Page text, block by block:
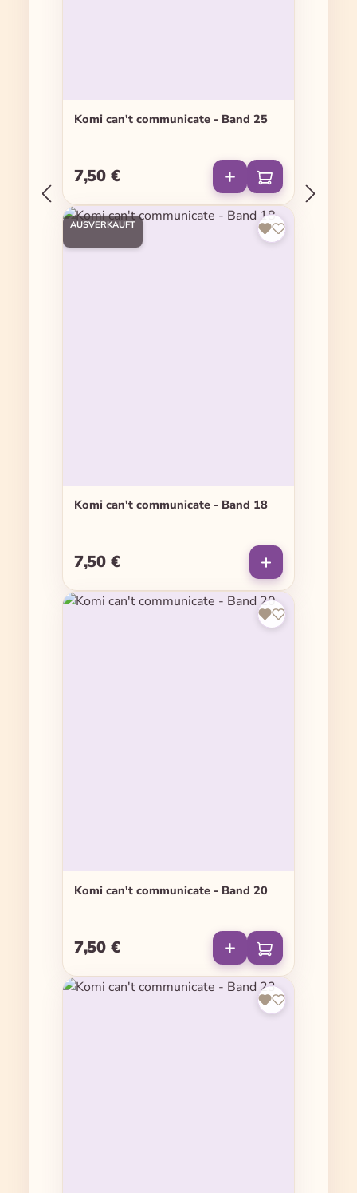
Komi can't communicate - Band 25
Regulärer Preis:
7,50 €
AUSVERKAUFT
Komi can't communicate - Band 18
Regulärer Preis:
7,50 €
Komi can't communicate - Band 20
Regulärer Preis:
7,50 €